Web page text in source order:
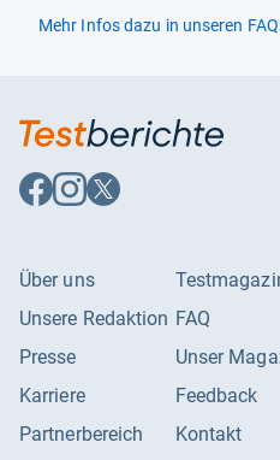
Mehr Infos dazu in unseren
Auf
Facebook
Auf
Instagram
Auf
X
Über uns
Unsere Redaktion
Presse
Karriere
Partnerbereich
FAQ
Unser
Feedback
Kontakt